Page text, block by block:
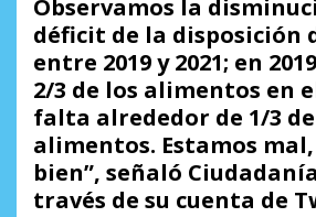
Observamos la
déficit de la disposición
entre 2019 y 2021; en
2/3 de los alimentos en
falta alrededor de 1/3
alimentos. Estamos
bien”, señaló
través de su cuenta de